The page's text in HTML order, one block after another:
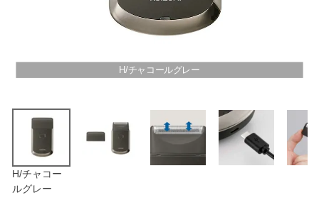
アウトレットSALE
ブログ
H/チャコールグレー
H/チャコー
ルグレー